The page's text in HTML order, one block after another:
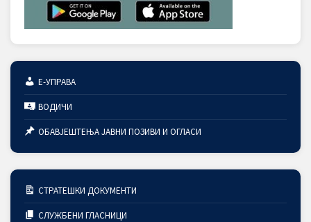
Е-УПРАВА
ВОДИЧИ
ОБАВЈЕШТЕЊА ЈАВНИ ПОЗИВИ И ОГЛАСИ
СТРАТЕШКИ ДОКУМЕНТИ
СЛУЖБЕНИ ГЛАСНИЦИ